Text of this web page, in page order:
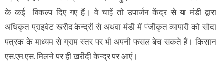
के कई विकल्प दिए गए हैं। वे चाहें तो उपार्जन केंद्र से या मंडी द्वारा
अधिकृत प्राइवेट खरीद केन्द्रों से अथवा मंडी में पंजीकृत व्यापारी को सौदा
पत्रक के माध्यम से ग्राम स्तर पर भी अपनी फसल बेच सकते हैं। किसान
एस.एम.एस. मिलने पर ही खरीदी केन्द्र पर आएं।